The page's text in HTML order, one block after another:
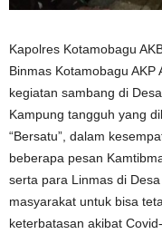
Kapolres Kotamobagu
Binmas Kotamobagu
kegiatan sambang di
Kampung tangguh yang
“Bersatu”, dalam
beberapa pesan
serta para Linmas di
masyarakat untuk bisa
keterbatasan akibat